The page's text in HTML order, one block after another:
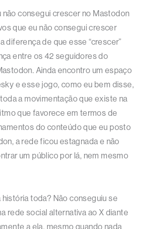
não consegui crescer no Mastodon
que eu não consegui crescer
diferença de que esse “crescer”
entre os 42 seguidores do
Ainda encontro um espaço
e esse jogo, como eu bem disse,
a movimentação que existe na
que favorece em termos de
do conteúdo que eu posto
a rede ficou estagnada e não
um público por lá, nem mesmo
toda? Não conseguiu se
rede social alternativa ao X diante
a ela, mesmo quando nada